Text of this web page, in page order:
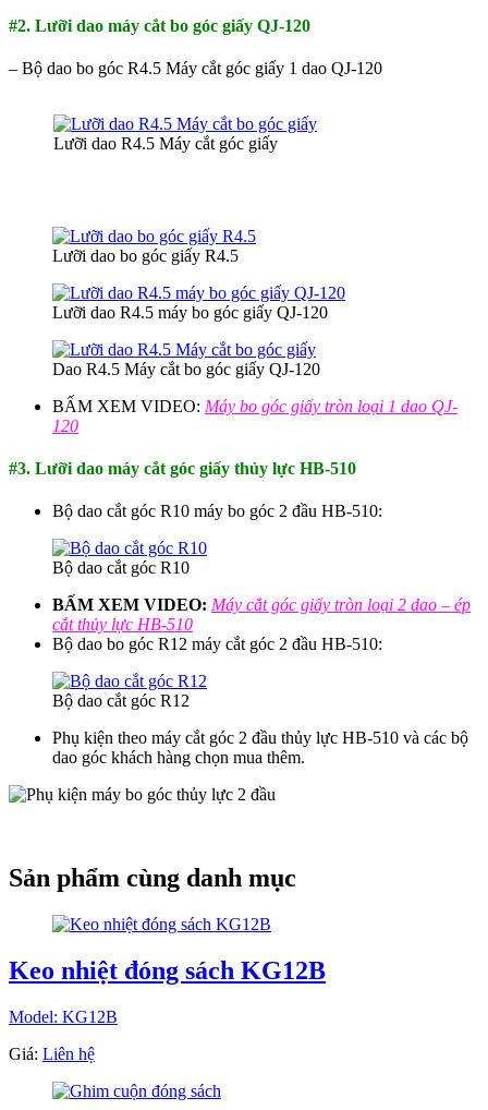
#2. Lưỡi dao máy cắt bo góc giấy QJ-120
– Bộ dao bo góc R4.5 Máy cắt góc giấy 1 dao QJ-120
Lưỡi dao R4.5 Máy cắt góc giấy
Lưỡi dao bo góc giấy R4.5
Lưỡi dao R4.5 máy bo góc giấy QJ-120
Dao R4.5 Máy cắt bo góc giấy QJ-120
BẤM XEM VIDEO: Máy bo góc giấy tròn loại 1 dao QJ-
120
#3. Lưỡi dao máy cắt góc giấy thủy lực HB-510
Bộ dao cắt góc R10 máy bo góc 2 đầu HB-510:
Bộ dao cắt góc R10
BẤM XEM VIDEO: Máy cắt góc giấy tròn loại 2 dao – ép
cắt thủy lực HB-510
Bộ dao bo góc R12 máy cắt góc 2 đầu HB-510:
Bộ dao cắt góc R12
Phụ kiện theo máy cắt góc 2 đầu thủy lực HB-510 và các bộ
dao góc khách hàng chọn mua thêm.
Sản phẩm cùng danh mục
Keo nhiệt đóng sách KG12B
Model: KG12B
Giá: Liên hệ